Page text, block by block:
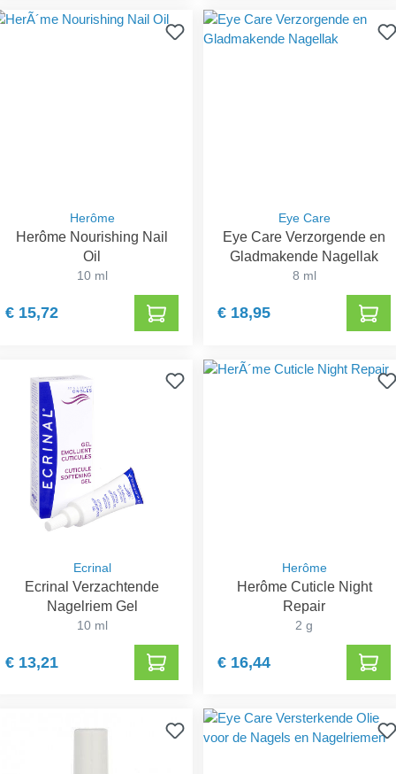
Herôme
Herôme Nourishing Nail
Oil
10 ml
€ 15,72
Eye Care
Eye Care Verzorgende en
Gladmakende Nagellak
8 ml
€ 18,95
Ecrinal
Ecrinal Verzachtende
Nagelriem Gel
10 ml
€ 13,21
Herôme
Herôme Cuticle Night
Repair
2 g
€ 16,44